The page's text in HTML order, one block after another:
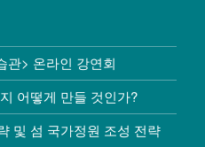
관> 온라인 강연회
어떻게 만들 것인가?
및 섬 국가정원 조성 전략